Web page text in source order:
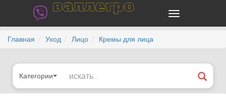
валлегро
Главная Уход Лицо Кремы для лица
Категории